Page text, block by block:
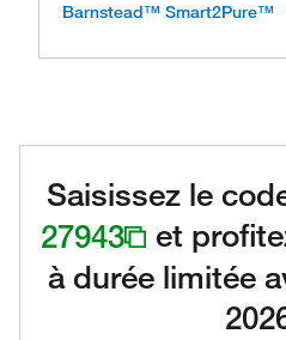
Barnstead™ Smart2Pure™
Saisissez le
27943
et
à durée limitée